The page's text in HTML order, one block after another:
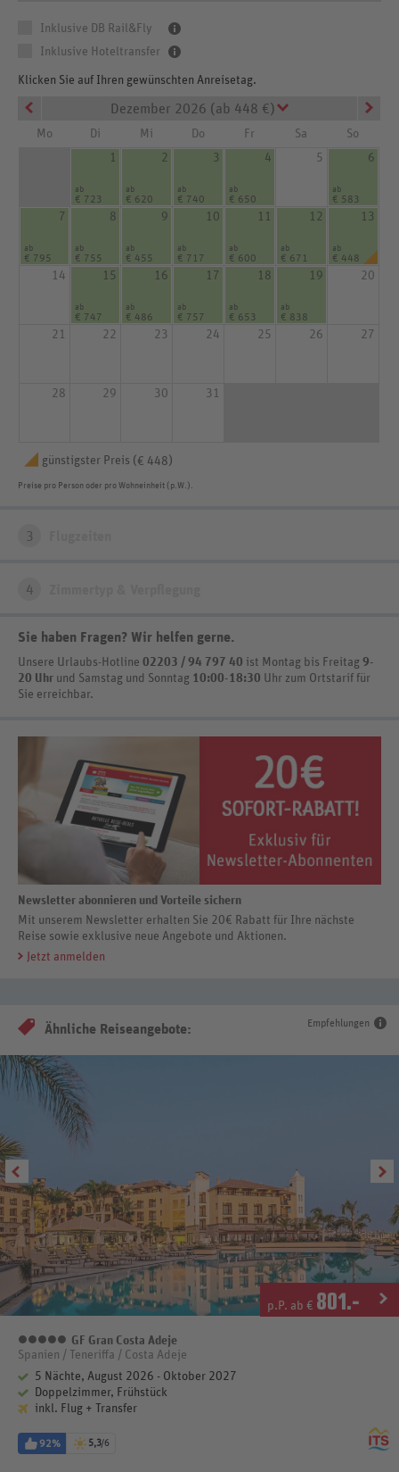
Inklusive DB Rail&Fly
Inklusive Hoteltransfer
Klicken Sie auf Ihren gewünschten Anreisetag.
Dezember 2026 (ab 448 €)
Mo Di Mi Do Fr Sa
So
1
ab
€ 723
2
ab
€ 620
3
ab
€ 740
4
ab
€ 650
5 6
ab
€ 583
7
ab
€ 795
8
ab
€ 755
9
ab
€ 455
10
ab
€ 717
11
ab
€ 600
12
ab
€ 671
13
ab
€ 448
14 15
ab
€ 747
16
ab
€ 486
17
ab
€ 757
18
ab
€ 653
19
ab
€ 838
20
21 22 23 24 25 26 27
28 29 30 31
günstigster Preis (€ 448)
Preise pro Person oder pro Wohneinheit (p.W.).
3
4
Sie haben Fragen? Wir helfen gerne.
Unsere Urlaubs-Hotline 02203 / 94 797 40 ist Montag bis Freitag 9-
20 Uhr und Samstag und Sonntag 10:00-18:30 Uhr zum Ortstarif für
Sie erreichbar.
Newsletter abonnieren und Vorteile sichern
Mit unserem Newsletter erhalten Sie 20€ Rabatt für Ihre nächste
Reise sowie exklusive neue Angebote und Aktionen.
Jetzt anmelden
Empfehlungen
Ähnliche Reiseangebote:
p.P. ab € 801.-
5 Sterne
GF Gran Costa Adeje
Spanien / Teneriffa / Costa Adeje
5 Nächte, August 2026 - Oktober 2027
Doppelzimmer, Frühstück
inkl. Flug + Transfer
92% 5,3/6